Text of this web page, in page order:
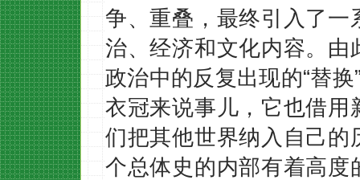
争、重叠，最终引入了
治、经济和文化内容。
政治中的反复出现的“替
衣冠来说事儿，它也借
们把其他世界纳入自己
个总体史的内部有着高